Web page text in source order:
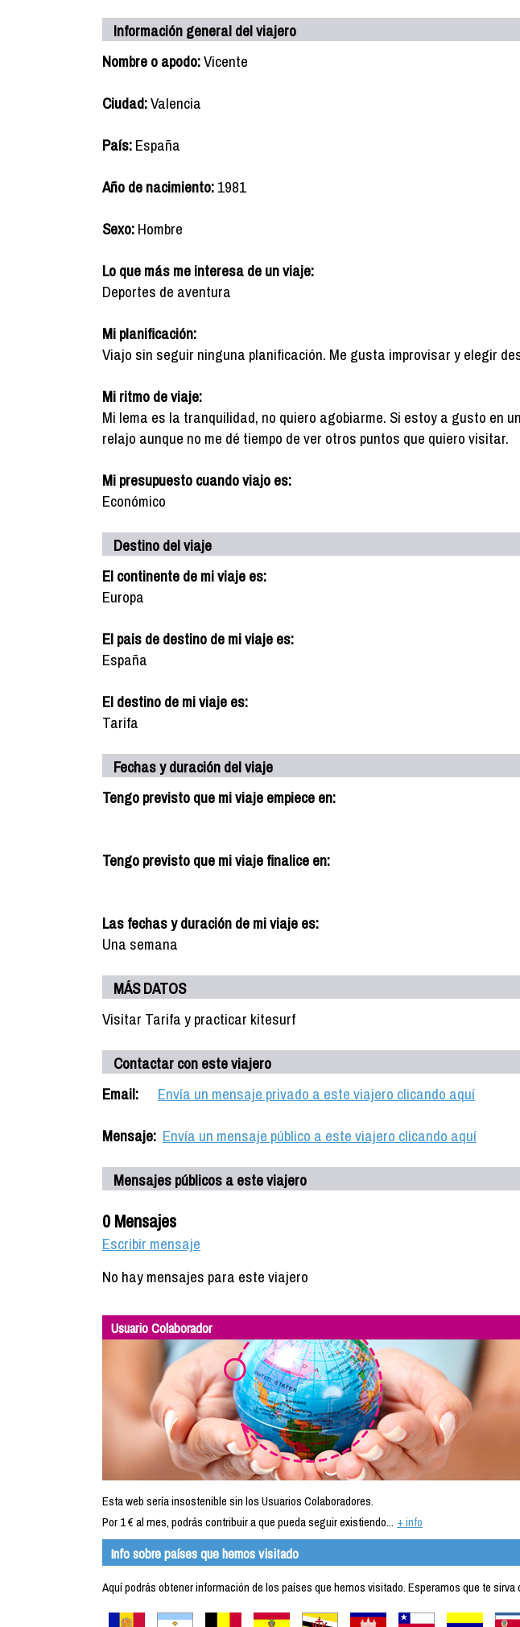
Información general del viajero
Nombre o apodo:Vicente
Ciudad:Valencia
País:España
Año de nacimiento:1981
Sexo:Hombre
Lo que más me interesa de un viaje:
Deportes de aventura
Mi planificación:
Viajo sin seguir ninguna planificación. Me gusta improvisar y elegir
Mi ritmo de viaje:
Mi lema es la tranquilidad, no quiero agobiarme. Si estoy a gusto en
relajo aunque no me dé tiempo de ver otros puntos que quiero visitar.
Mi presupuesto cuando viajo es:
Económico
Destino del viaje
El continente de mi viaje es:
Europa
El pais de destino de mi viaje es:
España
El destino de mi viaje es:
Tarifa
Fechas y duración del viaje
Tengo previsto que mi viaje empiece en:
Tengo previsto que mi viaje finalice en:
Las fechas y duración de mi viaje es:
Una semana
MÁS DATOS
Visitar Tarifa y practicar kitesurf
Contactar con este viajero
Email:
Envía un mensaje privado a este viajero clicando aquí
Mensaje: Envía un mensaje público a este viajero clicando aquí
Mensajes públicos a este viajero
0 Mensajes
Escribir mensaje
No hay mensajes para este viajero
Usuario Colaborador
Esta web sería insostenible sin los Usuarios Colaboradores.
Por 1 € al mes, podrás contribuir a que pueda seguir existiendo... + info
Info sobre países que hemos visitado
Aquí podrás obtener información de los países que hemos visitado. Esperamos que te